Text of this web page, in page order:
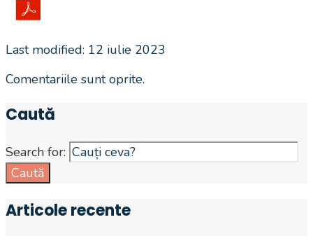
Last modified: 12 iulie 2023
Comentariile sunt oprite.
Caută
Search for:
Caută
Articole recente